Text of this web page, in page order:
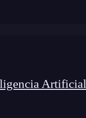
Artificial